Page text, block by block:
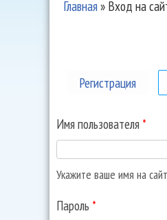
Вы здесь
Главная» Вход на
Регистрация
Имя пользователя *
Укажите ваше имя на
Пароль *